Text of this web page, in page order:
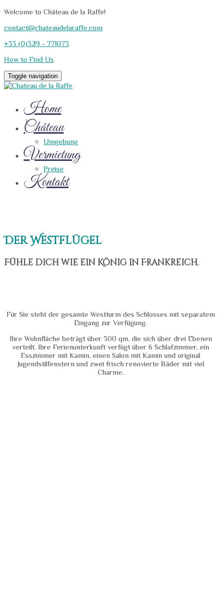
Welcome to Château de la Raffe!
contact@chateaudelaraffe.com
+33 (0)329 - 771073
How to Find Us
Toggle navigation
Home
Château
Umgebung
Vermietung
Preise
Kontakt
Der Westflügel
Fühle dich wie ein König in Frankreich.
Für Sie steht der gesamte Westturm des Schlosses mit separatem
Eingang zur Verfügung.
Ihre Wohnfläche beträgt über 300 qm, die sich über drei Ebenen
verteilt. Ihre Ferienunterkunft verfügt über 6 Schlafzimmer, ein
Esszimmer mit Kamin, einen Salon mit Kamin und original
Jugendstilfenstern und zwei frisch renovierte Bäder mit viel
Charme.